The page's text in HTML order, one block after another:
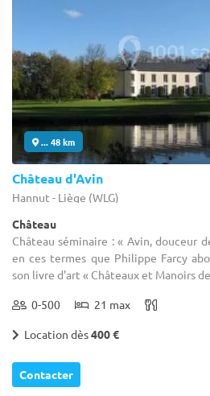
... 48 km
Château d'Avin
Hannut - Liège (WLG)
Château
Château séminaire : « Avin, douceur
en ces termes que Philippe Farcy
son livre d'art « Châteaux et Manoirs
0-500 21 max
Location dès400 €
Contacter